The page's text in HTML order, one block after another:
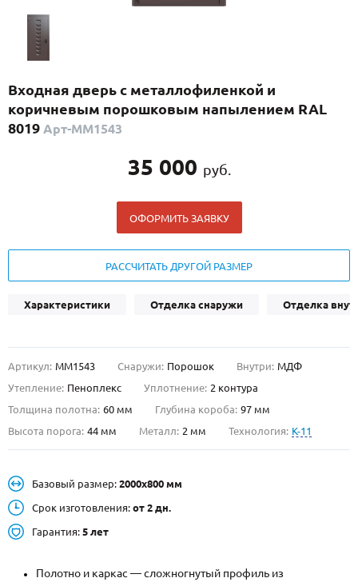
(29)
ПО НАЗНАЧЕНИЮ
ПО КОНСТРУКЦИИ
О НАС
Металлические двери от производителя с доставкой и установкой в
Москве и МО
НАЙТИ:
+7 (495) 411-44-41
Входная дверь с металлофиленкой и
коричневым порошковым напылением RAL
8019 Арт-ММ1543
35 000 руб.
ОФОРМИТЬ ЗАЯВКУ
РАССЧИТАТЬ ДРУГОЙ РАЗМЕР
Характеристики Отделка снаружи Отделка
Артикул: ММ1543 Снаружи: Порошок Внутри: МДФ
Утепление: Пеноплекс Уплотнение: 2 контура
Толщина полотна: 60 мм Глубина короба: 97 мм
Высота порога: 44 мм Металл: 2 мм Технология: K-11
Базовый размер: 2000х800 мм
Срок изготовления: от 2 дн.
Гарантия: 5 лет
Полотно и каркас — сложногнутый профиль из